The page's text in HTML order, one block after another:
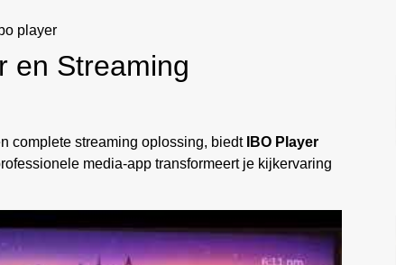
player
en Streaming
complete streaming oplossing, biedt IBO Player
media-app transformeert je kijkervaring